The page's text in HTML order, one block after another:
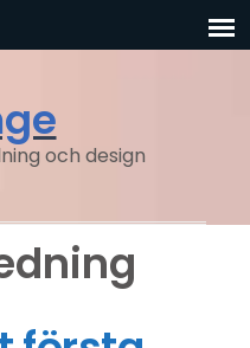
och design